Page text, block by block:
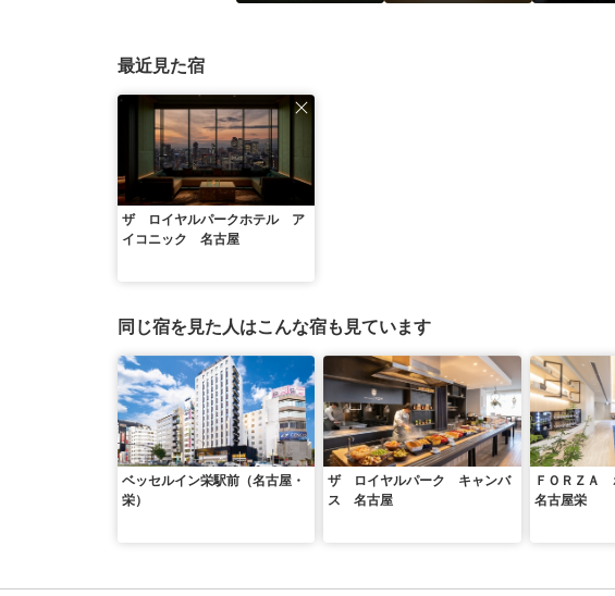
最近見た宿
ザ ロイヤルパークホテル ア
イコニック 名古屋
同じ宿を見た人はこんな宿も見ています
ベッセルイン栄駅前（名古屋・
栄）
ザ ロイヤルパーク キャンバ
ス 名古屋
ＦＯＲＺＡ
名古屋栄